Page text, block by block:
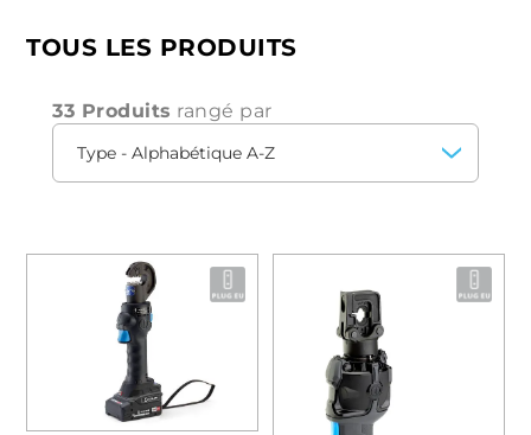
professionnels qui recherchent la
rapidité et la fiabilitédans leurs opérations de
TOUS LES PRODUITS
33 Produits rangé par